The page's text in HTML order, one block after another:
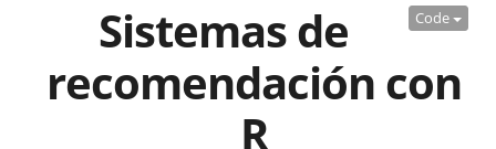
Code
Sistemas de
recomendación con
R